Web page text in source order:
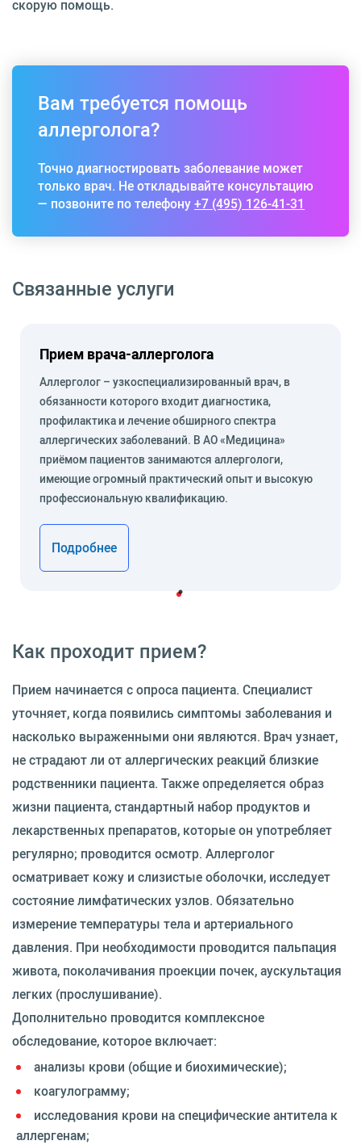
скорую помощь.
Вам требуется помощь
аллерголога?
Точно диагностировать заболевание может
только врач. Не откладывайте консультацию
— позвоните по телефону+7 (495) 126-41-31
Связанные услуги
Прием врача-аллерголога
Аллерголог – узкоспециализированный врач, в
обязанности которого входит диагностика,
профилактика и лечение обширного спектра
аллергических заболеваний. В АО «Медицина»
приёмом пациентов занимаются аллергологи,
имеющие огромный практический опыт и высокую
профессиональную квалификацию.
Подробнее
Как проходит прием?
Прием начинается с опроса пациента. Специалист
уточняет, когда появились симптомы заболевания и
насколько выраженными они являются. Врач узнает,
не страдают ли от аллергических реакций близкие
родственники пациента. Также определяется образ
жизни пациента, стандартный набор продуктов и
лекарственных препаратов, которые он употребляет
регулярно; проводится осмотр. Аллерголог
осматривает кожу и слизистые оболочки, исследует
состояние лимфатических узлов. Обязательно
измерение температуры тела и артериального
давления. При необходимости проводится пальпация
живота, поколачивания проекции почек, аускультация
легких (прослушивание).
Дополнительно проводится комплексное
обследование, которое включает:
анализы крови (общие и биохимические);
коагулограмму;
исследования крови на специфические антитела к
аллергенам;